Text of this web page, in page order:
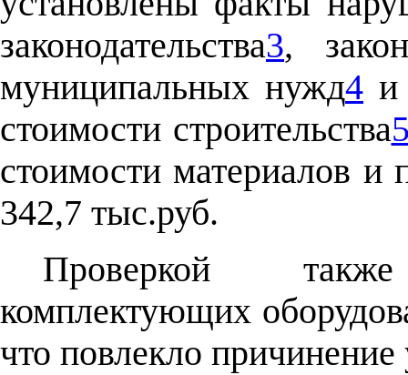
законодательства3,
муниципальных нужд4 и
стоимости строительства
стоимости материалов
342,7 тыс.руб.
Проверкой
комплектующих
что повлекло